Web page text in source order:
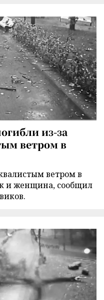
из-за
ветром в
ветром в
и женщина, сообщил